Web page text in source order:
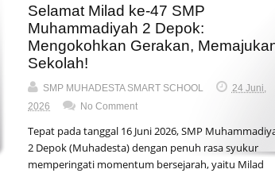
Selamat Milad ke-47 SMP
Muhammadiyah 2 Depok:
Mengokohkan Gerakan,
Sekolah!
SMP MUHADESTA SMART SCHOOL
24 Juni,
2026
No Comment
Tepat pada tanggal 16 Juni 2026, SMP
2 Depok (Muhadesta) dengan penuh rasa syukur
memperingati momentum bersejarah, yaitu Milad